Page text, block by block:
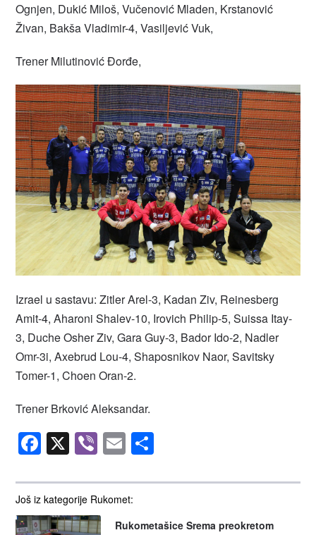
Još iz kategorije Rukomet:
Rukometašice Srema preokretom
Ognjen, Dukić Miloš, Vučenović Mladen, Krstanović
Živan, Bakša Vladimir-4, Vasiljević Vuk,
Trener Milutinović Đorđe,
Izrael u sastavu: Zitler Arel-3, Kadan Ziv, Reinesberg
Amit-4, Aharoni Shalev-10, Irovich Philip-5, Suissa Itay-
3, Duche Osher Ziv, Gara Guy-3, Bador Ido-2, Nadler
Omr-3i, Axebrud Lou-4, Shaposnikov Naor, Savitsky
Tomer-1, Choen Oran-2.
Trener Brković Aleksandar.
Facebook
X ViberEmail